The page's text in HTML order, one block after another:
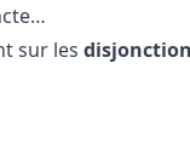
sur les